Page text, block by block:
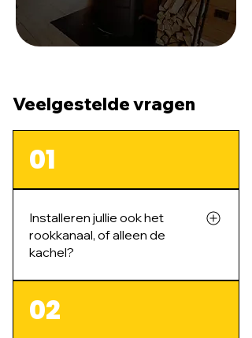
Veelgestelde vragen
01
Installeren jullie ook het
rookkanaal, of alleen de
kachel?
rookkanaal horen bij elkaar, dus
02